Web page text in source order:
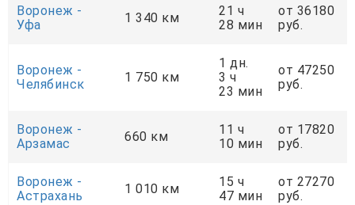
Воронеж -
Уфа
1 340 км
21 ч
28 мин
от 36180
руб.
Воронеж -
Челябинск
1 750 км
1 дн.
3 ч
23 мин
от 47250
руб.
Воронеж -
Арзамас
660 км
11 ч
10 мин
от 17820
руб.
Воронеж -
Астрахань
1 010 км
15 ч
47 мин
от 27270
руб.